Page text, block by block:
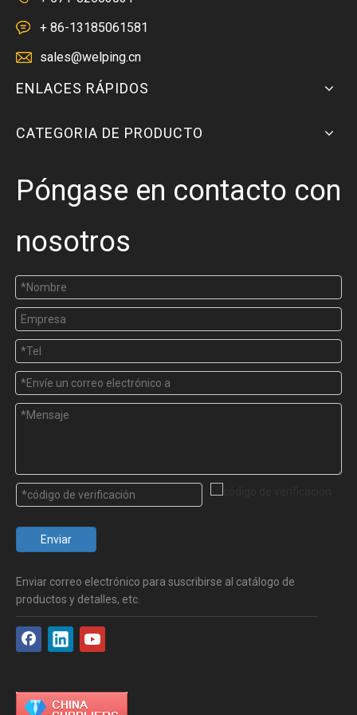
+ 86-13185061581
sales@welping.cn
ENLACES RÁPIDOS
CATEGORIA DE PRODUCTO
Póngase en contacto con
nosotros
Enviar
Enviar correo electrónico para suscribirse al catálogo de
productos y detalles, etc.